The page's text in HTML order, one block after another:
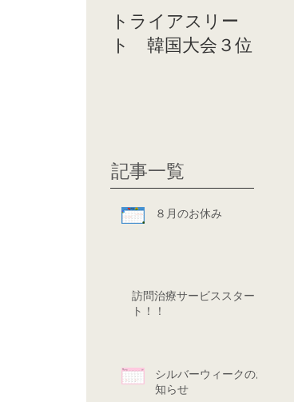
トライアスリー
ト 韓国大会３位
記事一覧
８月のお休み
訪問治療サービススター
ト！！
シルバーウィークのお
知らせ